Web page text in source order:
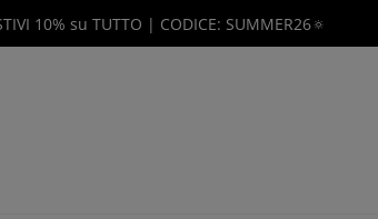
10% su TUTTO | CODICE: SUMMER26🔅